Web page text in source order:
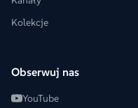
Kolekcje
Obserwuj nas
YouTube